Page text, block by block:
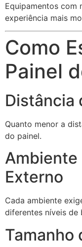
Equipamentos com
experiência mais
Como
Painel
Distância
Quanto menor a
do painel.
Ambiente
Externo
Cada ambiente
diferentes níveis de
Tamanho